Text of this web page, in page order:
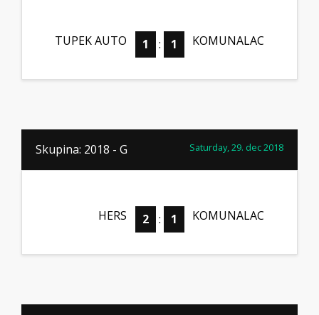
TUPEK AUTO 1 : 1 KOMUNALAC
Skupina: 2018 - G Saturday, 29. dec 2018
HERS 2 : 1 KOMUNALAC